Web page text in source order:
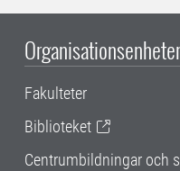
Organisationsenheter
Fakulteter
Biblioteket
Centrumbildningar och